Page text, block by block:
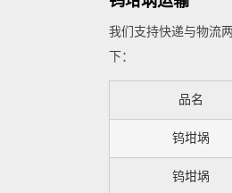
我们支持快递与物流
下：
品名
钨坩埚
钨坩埚